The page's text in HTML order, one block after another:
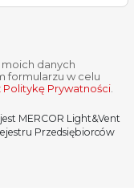
danych
formularzu w celu
Politykę Prywatności.
MERCOR Light&Vent
Przedsiębiorców